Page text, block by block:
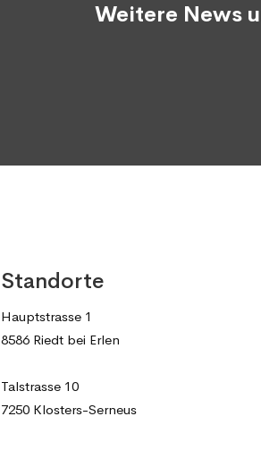
Weitere News
Standorte
Hauptstrasse 1
8586 Riedt bei Erlen
Talstrasse 10
7250 Klosters-Serneus